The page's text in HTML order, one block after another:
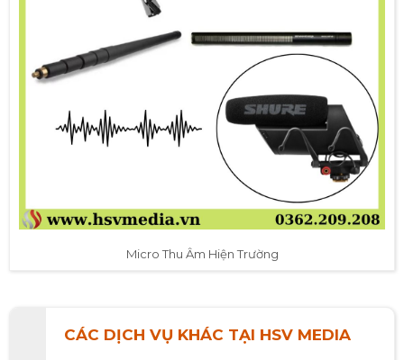
Micro Thu Âm Hiện Trường
CÁC DỊCH VỤ KHÁC TẠI HSV MEDIA